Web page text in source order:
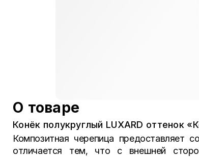
О товаре
Конёк полукруглый LUXARD оттенок
Композитная черепица предоставляет
отличается тем, что с внешней